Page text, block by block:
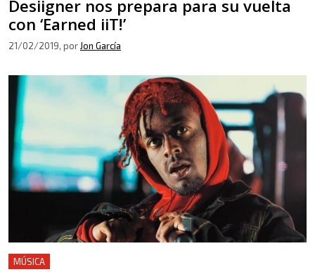
Desiigner nos prepara para su vuelta
con ‘Earned iiT!’
21/02/2019, por Jon García
MÚSICA